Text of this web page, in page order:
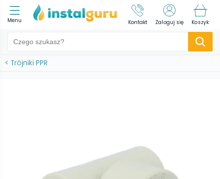
Menu Kontakt Zaloguj się Koszyk
< Trójniki PPR